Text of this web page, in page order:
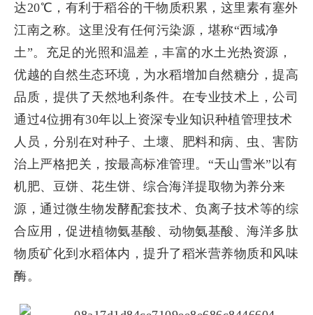
达20℃，有利于稻谷的干物质积累，这里素有塞外
江南之称。这里没有任何污染源，堪称“西域净
土”。充足的光照和温差，丰富的水土光热资源，
优越的自然生态环境，为水稻增加自然糖分，提高
品质，提供了天然地利条件。在专业技术上，公司
通过4位拥有30年以上资深专业知识种植管理技术
人员，分别在对种子、土壞、肥料和病、虫、害防
治上严格把关，按最高标准管理。“天山雪米”以有
机肥、豆饼、花生饼、综合海洋提取物为养分来
源，通过微生物发酵配套技术、负离子技术等的综
合应用，促进植物氨基酸、动物氨基酸、海洋多肽
物质矿化到水稻体内，提升了稻米营养物质和风味
酶。